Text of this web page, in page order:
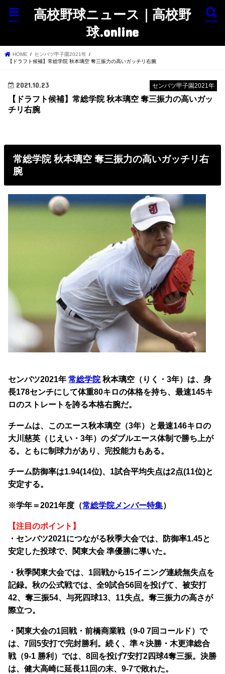
高校野球ニュース｜高校野
球.online
search
menu
HOME
センバツ甲子園2021年
【ドラフト候補】常総学院 秋本璃空 奪三振力の高いガッチリ右腕
センバツ甲子園2021年
2021.10.23
【ドラフト候補】常総学院 秋本璃空 奪三振力の高いガッ
チリ右腕
常総学院 秋本璃空 奪三振力の高いガッチリ右
腕
センバツ2021年常総学院秋本璃空（りく・3年）は、身
長178センチにして体重80キロの体格を持ち、最速145キ
ロのストレートを誇る本格右腕だ。
チームは、このエース秋本璃空（3年）と最速146キロの
大川慈英（じえい・3年）のダブルエース体制で勝ち上が
る。ともに制球力があり、完投能力もある。
チーム防御率は1.94(14位)、1試合平均失点は2点(11位)と
安定する。
※学年＝2021年度（常総学院メンバー特集）
【注目のポイント】
・センバツ2021につながる秋季大会では、防御率1.45と
安定した投球で、関東大会 準優勝に導いた。
・秋季関東大会では、1回戦から15イニング連続無失点を
記録。秋の公式戦では、全9試合56回を投げて、被安打
42、奪三振54、与死四球13、11失点。奪三振力の高さが
際立つ。
・関東大会の1回戦・前橋商業戦（9-0 7回コールド）で
は、7回5安打で完封勝利。続く、準々決勝・木更津総合
戦（9-1 勝利）では、8回を投げ7安打2四球4奪三振。決勝
は、健大高崎に延長11回の末、9-7で敗れた。